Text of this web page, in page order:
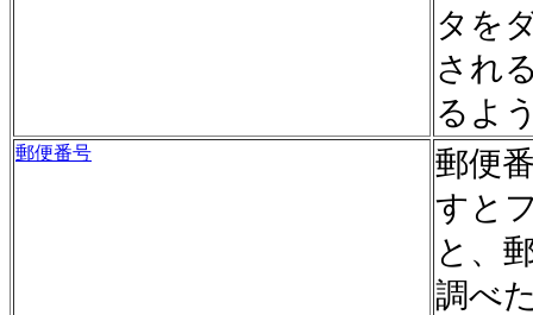
タを
され
るよ
郵便番号
郵便
すと
と、
調べ